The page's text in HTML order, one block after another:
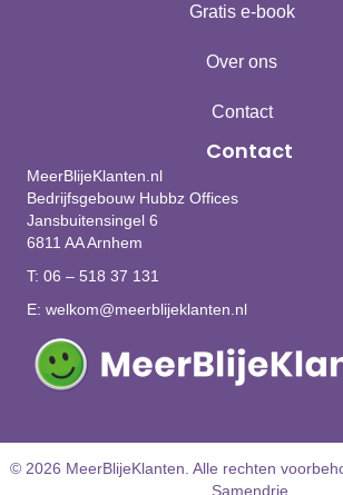
Gratis e-book
Over ons
Contact
Contact
MeerBlijeKlanten.nl
Bedrijfsgebouw Hubbz Offices
Jansbuitensingel 6
6811 AA Arnhem
T: 06 – 518 37 131
E: welkom@meerblijeklanten.nl
© 2026 MeerBlijeKlanten. Alle rechten
Samendrie